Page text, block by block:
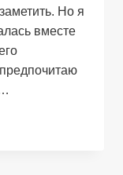
Но я
вместе